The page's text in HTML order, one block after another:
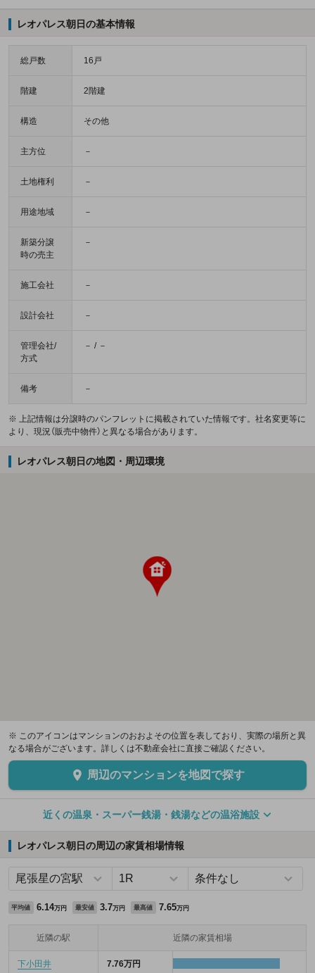
レオパレス朝日の基本情報
総戸数 16戸
階建 2階建
構造 その他
主方位 －
土地権利 －
用途地域 －
新築分譲
時の売主
－
施工会社 －
設計会社 －
管理会社/
方式
－ / －
備考 －
※ 上記情報は分譲時のパンフレットに掲載されていた情報です。社名変更等に
より、現況（販売中物件）と異なる場合があります。
レオパレス朝日の地図・周辺環境
※ このアイコンはマンションのおおよその位置を表しており、実際の場所と異
なる場合がございます。詳しくは不動産会社に直接ご確認ください。
周辺のマンションを地図で探す
近くの温泉・スーパー銭湯・銭湯などの温浴施設
レオパレス朝日の周辺の家賃相場情報
平均値 6.14万円 最安値 3.7万円 最高値 7.65万円
近隣の駅 近隣の家賃相場
下小田井 7.76万円